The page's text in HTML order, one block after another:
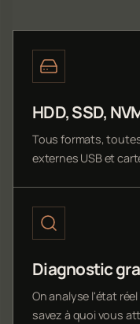
HDD, SSD,
Tous formats,
externes USB et
Diagnostic
On analyse l'état
savez à quoi vous